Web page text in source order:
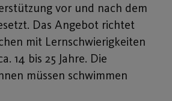
vor und nach dem
Das Angebot richtet
mit Lernschwierigkeiten
14 bis 25 Jahre. Die
müssen schwimmen